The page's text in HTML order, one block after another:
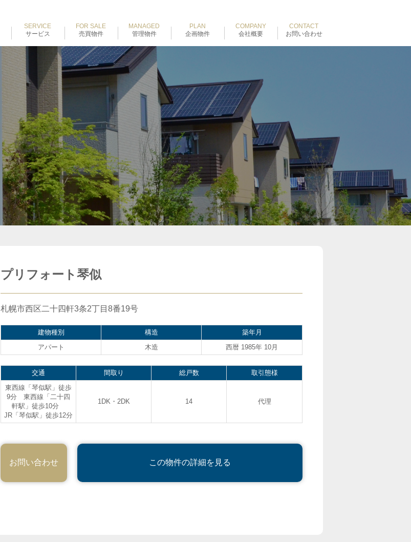
SERVICE
サービス
FOR SALE
売買物件
MANAGED
管理物件
PLAN
企画物件
COMPANY
会社概要
CONTACT
お問い合わせ
プリフォート琴似
札幌市西区二十四軒3条2丁目8番19号
建物種別 構造
築年月
アパート
木造 西暦 1985年 10月
交通 間取り 総戸数
取引態様
東西線「琴似駅」徒歩
9分 東西線「二十四
軒駅」徒歩10分
JR「琴似駅」徒歩12分
1DK・2DK 14 代理
お問い合わせ この物件の詳細を見る